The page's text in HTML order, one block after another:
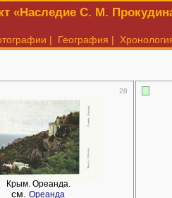
«Наследие С. М.
| География |
28
Крым. Ореанда.
см. Ореанда